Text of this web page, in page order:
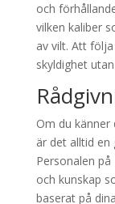
och
vilken kaliber
av vilt. Att
skyldighet
Om du
är det alltid en
Personalen
och kunskap
baserat på